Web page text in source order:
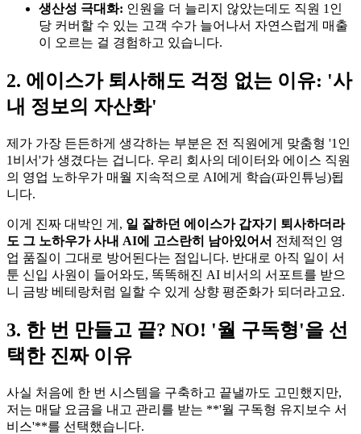
생산성 극대화: 인원을 더 늘리지 않았는데도 직원 1인
당 커버할 수 있는 고객 수가 늘어나서 자연스럽게 매출
이 오르는 걸 경험하고 있습니다.
2. 에이스가 퇴사해도 걱정 없는 이유: '사
내 정보의 자산화'
제가 가장 든든하게 생각하는 부분은 전 직원에게 맞춤형 '1인
1비서'가 생겼다는 겁니다. 우리 회사의 데이터와 에이스 직원
의 영업 노하우가 매월 지속적으로 AI에게 학습(파인튜닝)됩
니다.
이게 진짜 대박인 게, 일 잘하던 에이스가 갑자기 퇴사하더라
도 그 노하우가 사내 AI에 고스란히 남아있어서 전체적인 영
업 품질이 그대로 방어된다는 점입니다. 반대로 아직 일이 서
툰 신입 사원이 들어와도, 똑똑해진 AI 비서의 서포트를 받으
니 금방 베테랑처럼 일할 수 있게 상향 평준화가 되더라고요.
3. 한 번 만들고 끝? NO! '월 구독형'을 선
택한 진짜 이유
사실 처음에 한 번 시스템을 구축하고 끝낼까도 고민했지만,
저는 매달 요금을 내고 관리를 받는 **'월 구독형 유지보수 서
비스'**를 선택했습니다.